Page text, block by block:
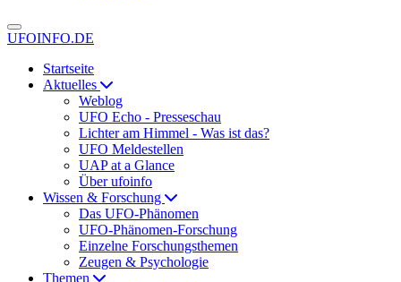
UFOINFO.DE
Startseite
Aktuelles
Weblog
UFO Echo - Presseschau
Lichter am Himmel - Was ist das?
UFO Meldestellen
UAP at a Glance
Über ufoinfo
Wissen & Forschung
Das UFO-Phänomen
UFO-Phänomen-Forschung
Einzelne Forschungsthemen
Zeugen & Psychologie
Themen